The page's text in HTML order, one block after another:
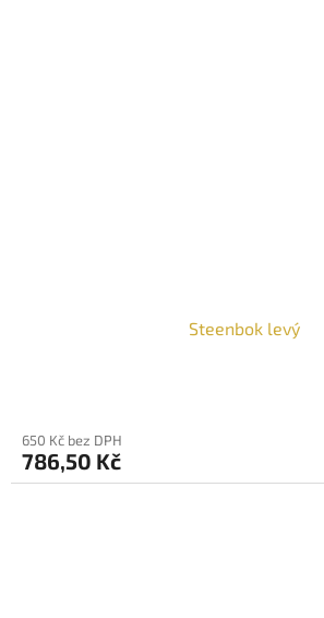
Steenbok levý
650 Kč bez DPH
786,50 Kč